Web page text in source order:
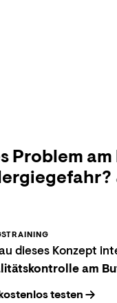
Problem
dieses Konzept
am
testen